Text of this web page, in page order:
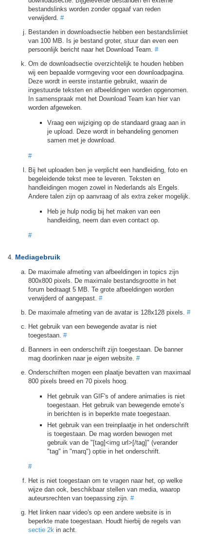
bestandslinks worden zonder opgaaf van reden
verwijderd. #
Bestanden in downloadsectie hebben een bestandslimiet
van 100 MB. Is je bestand groter, stuur dan even een
persoonlijk bericht naar het Download Team. #
Om de downloadsectie overzichtelijk te houden hebben
wij een bepaalde vormgeving voor een downloadpagina.
Deze wordt in eerste instantie gebruikt, waarin de
ingestuurde teksten en afbeeldingen worden opgenomen.
In samenspraak met het Download Team kan hier van
worden afgeweken.
Vraag een wijziging op de standaard graag aan in
je upload. Deze wordt in behandeling genomen
samen met je download.
#
Bij het uploaden ben je verplicht een handleiding, foto en
begeleidende tekst mee te leveren. Teksten en
handleidingen mogen zowel in Nederlands als Engels.
Andere talen zijn op aanvraag of als extra zeker mogelijk.
Heb je hulp nodig bij het maken van een
handleiding, neem dan even contact op.
#
Mediagebruik
De maximale afmeting van afbeeldingen in topics zijn
800x800 pixels. De maximale bestandsgrootte in het
forum bedraagt 5 MB. Te grote afbeeldingen worden
verwijderd of aangepast. #
De maximale afmeting van de avatar is 128x128 pixels. #
Het gebruik van een bewegende avatar is niet
toegestaan. #
Banners in een onderschrift zijn toegestaan. De banner
mag doorlinken naar je eigenwebsite. #
Onderschriften mogen een plaatje bevatten van maximaal
800 pixels breed en 70 pixels hoog.
Het gebruik van GIF's of andere animaties is niet
toegestaan. Het gebruik van bewegende emote’s
in berichten is in beperkte mate toegestaan.
Het gebruik van een treinplaatje in het onderschrift
is toegestaan. De mag worden bewogen met
gebruik van de "[tag]<img url>[/tag]" (verander
"tag" in "marq") optie in het onderschrift.
#
Het is niet toegestaan om te vragen naar het, op welke
wijze dan ook, beschikbaar stellen van media, waarop
auteursrechten van toepassing zijn. #
Het linken naar video's op een andere website is in
beperkte mate toegestaan. Houdt hierbij de regels van
sectie 2k in acht.